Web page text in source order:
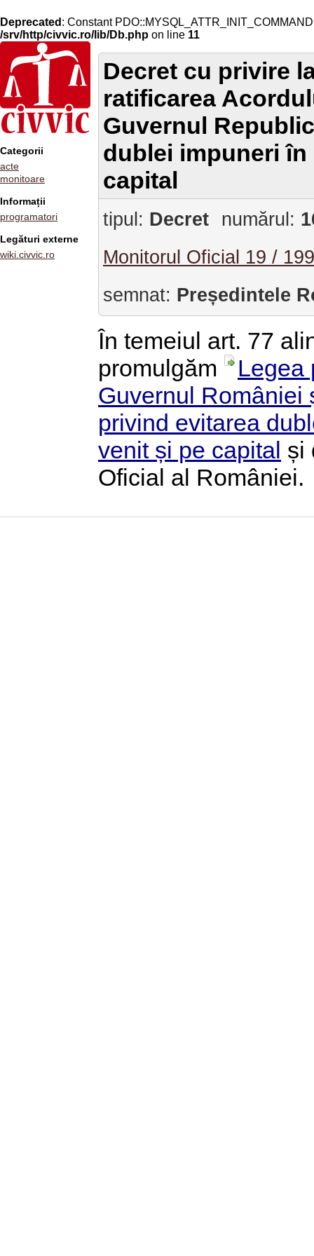
Deprecated : Constant
/srv/http/civvic.ro/lib/Db.php on line 11
Categorii
acte
monitoare
Informații
programatori
Legături externe
wiki.civvic.ro
Decret cu privire
ratificarea
Guvernul
dublei impuneri în
capital
tipul: Decret numărul:
Monitorul Oficial 19 /
semnat: Președintele
În temeiul art. 77
promulgăm
Legea
Guvernul României
privind evitarea
venit și pe capital și
Oficial al României.